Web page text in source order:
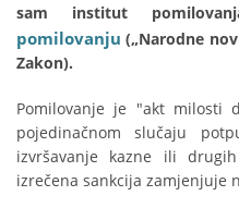
sam institut
pomilovanju („Narodne
Zakon).
Pomilovanje je "akt milosti
pojedinačnom slučaju
izvršavanje kazne ili
izrečena sankcija zamjenjuje